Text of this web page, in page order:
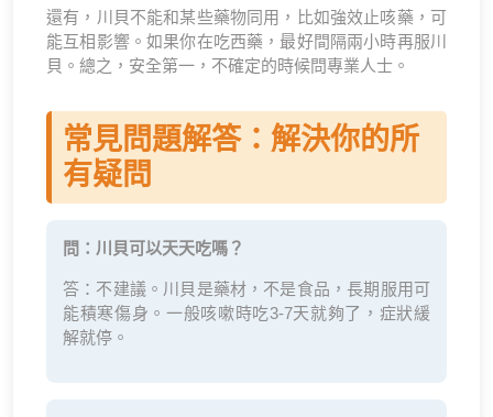
還有，川貝不能和某些藥物同用，比如強效止咳藥，可
能互相影響。如果你在吃西藥，最好間隔兩小時再服川
貝。總之，安全第一，不確定的時候問專業人士。
常見問題解答：解決你的所
有疑問
問：川貝可以天天吃嗎？
答：不建議。川貝是藥材，不是食品，長期服用可
能積寒傷身。一般咳嗽時吃3-7天就夠了，症狀緩
解就停。